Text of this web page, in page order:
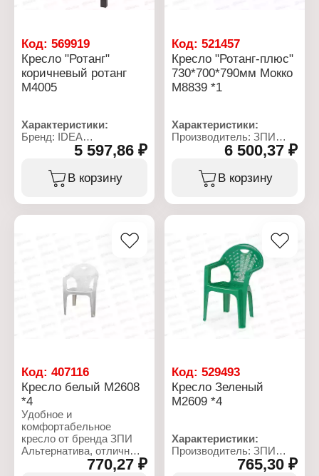
Код: 569919
Кресло "Ротанг"
коричневый ротанг
М4005
Характеристики:
Бренд: IDEA
Артикул: М4005
Тип товара: Кресло
Назначение: садовое
5 597,86 ₽
В корзину
Код:521457
Кресло "Ротанг-плюс"
730*700*790мм Мокко
М8839 *1
Характеристики:
Производитель: ЗПИ
Альтернатива
Серия: "Ротанг-плюс"
Тип товара: Кресло
Габаритные размеры:
735х700х790 мм
6 500,37 ₽
В корзину
Код: 407116
Кресло белый М2608
*4
Удобное и
комфортабельное
кресло от бренда ЗПИ
Альтернатива, отличный
выбор для приятного
770,27 ₽
Код:529493
Кресло Зеленый
М2609 *4
Характеристики:
Производитель: ЗПИ
Альтернатива765,30 ₽